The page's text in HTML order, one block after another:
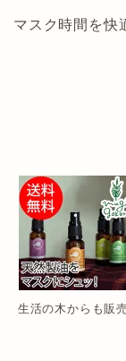
マスク時間を快
生活の木からも販